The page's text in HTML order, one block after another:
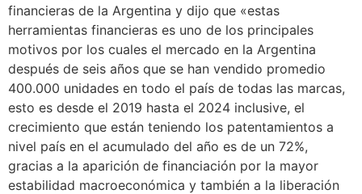
financieras de la Argentina y dijo que «estas
herramientas financieras es uno de los principales
motivos por los cuales el mercado en la Argentina
después de seis años que se han vendido promedio
400.000 unidades en todo el país de todas las marcas,
esto es desde el 2019 hasta el 2024 inclusive, el
crecimiento que están teniendo los patentamientos a
nivel país en el acumulado del año es de un 72%,
gracias a la aparición de financiación por la mayor
estabilidad macroeconómica y también a la liberación